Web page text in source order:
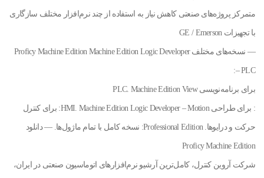
متمرکز پروژه‌های صنعتی کاهش نیاز به استفاده از چند نرم‌افزار مختلف سازگاری
با تجهیزات GE / Emerson
— نسخه‌های مختلف Proficy Machine Edition Machine Edition Logic Developer
– PLC:
برای برنامه‌نویسی PLC. Machine Edition View
: برای طراحی HMI. Machine Edition Logic Developer – Motion: برای کنترل
حرکت و درایوها. Professional Edition: نسخه کامل با تمام ماژول‌ها. — دانلود
Proficy Machine Edition
شرکت آروین کنترل، کامل‌ترین آرشیو نرم‌افزارهای اتوماسیون صنعتی در ایران،